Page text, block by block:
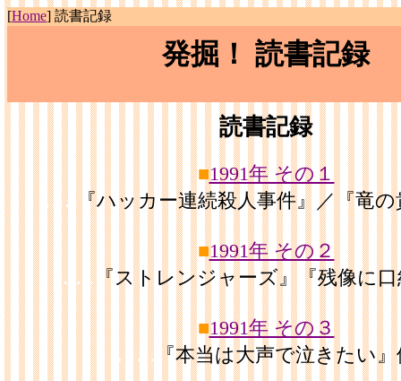
[Home] 読書記録
発掘！ 読書記録
読書記録
■1991年 その１
……『ハッカー連続殺人事件』／『竜の
■1991年 その２
……『ストレンジャーズ』『残像に
■1991年 その３
…… 『本当は大声で泣きたい』